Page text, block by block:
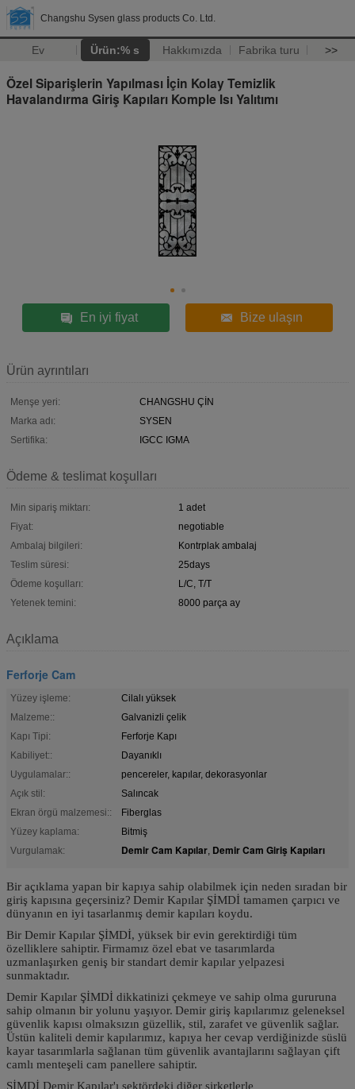
Changshu Sysen glass products Co. Ltd.
Ev Ürün:% s Hakkımızda Fabrika turu >>
Özel Siparişlerin Yapılması İçin Kolay Temizlik
Havalandırma Giriş Kapıları Komple Isı Yalıtımı
En iyi fiyat Bize ulaşın
Ürün ayrıntıları
Menşe yeri:
CHANGSHU ÇİN
Marka adı:
SYSEN
Sertifika:
IGCC IGMA
Ödeme & teslimat koşulları
Min sipariş miktarı:
1 adet
Fiyat:
negotiable
Ambalaj bilgileri:
Kontrplak ambalaj
Teslim süresi:
25days
Ödeme koşulları:
L/C, T/T
Yetenek temini:
8000 parça ay
Açıklama
Ferforje Cam
Yüzey işleme:
Cilalı yüksek
Malzeme::
Galvanizli çelik
Kapı Tipi:
Ferforje Kapı
Kabiliyet::
Dayanıklı
Uygulamalar::
pencereler, kapılar, dekorasyonlar
Açık stil:
Salıncak
Ekran örgü malzemesi::
Fiberglas
Yüzey kaplama:
Bitmiş
Vurgulamak:
Demir Cam Kapılar, Demir Cam Giriş Kapıları
Bir açıklama yapan bir kapıya sahip olabilmek için neden sıradan bir
giriş kapısına geçersiniz? Demir Kapılar ŞİMDİ tamamen çarpıcı ve
dünyanın en iyi tasarlanmış demir kapıları koydu.
Bir Demir Kapılar ŞİMDİ, yüksek bir evin gerektirdiği tüm
özelliklere sahiptir. Firmamız özel ebat ve tasarımlarda
uzmanlaşırken geniş bir standart demir kapılar yelpazesi
sunmaktadır.
Demir Kapılar ŞİMDİ dikkatinizi çekmeye ve sahip olma gururuna
sahip olmanın bir yolunu yaşıyor. Demir giriş kapılarımız geleneksel
güvenlik kapısı olmaksızın güzellik, stil, zarafet ve güvenlik sağlar.
Üstün kaliteli demir kapılarımız, kapıya her cevap verdiğinizde süslü
kayar tasarımlarla sağlanan tüm güvenlik avantajlarını sağlayan çift
camlı menteşeli cam panellere sahiptir.
ŞİMDİ Demir Kapılar'ı sektördeki diğer şirketlerle